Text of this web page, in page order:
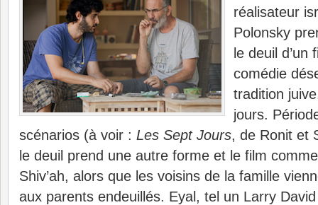
réalisateur
Polonsky
le deuil
comédie
tradition
jours.
scénarios (à voir : Les Sept Jours, de Ronit et
le deuil prend une autre forme et le film
Shiv’ah, alors que les voisins de la famille
aux parents endeuillés. Eyal, tel un Larry